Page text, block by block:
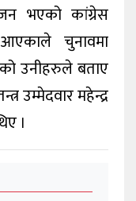
भएको कांग्रेस
चुनावमा
उनीहरुले बताए
उम्मेदवार महेन्द्र
।